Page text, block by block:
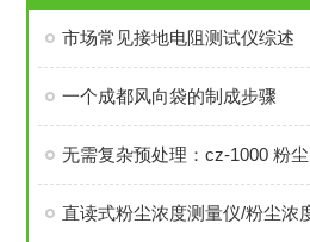
市场常见接地电阻测试仪综述
一个成都风向袋的制成步骤